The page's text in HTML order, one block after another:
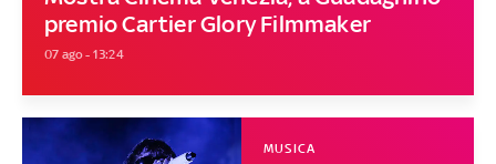
premio Cartier Glory Filmmaker
07 ago - 13:24
MUSICA